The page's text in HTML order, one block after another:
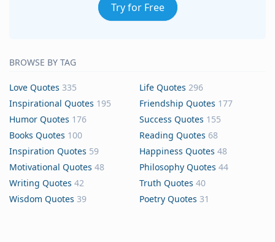
Try for Free
BROWSE BY TAG
Love Quotes 335 Life Quotes 296
Inspirational Quotes 195 Friendship Quotes 177
Humor Quotes 176 Success Quotes 155
Books Quotes 100 Reading Quotes 68
Inspiration Quotes 59 Happiness Quotes 48
Motivational Quotes 48 Philosophy Quotes 44
Writing Quotes 42 Truth Quotes 40
Wisdom Quotes 39 Poetry Quotes 31